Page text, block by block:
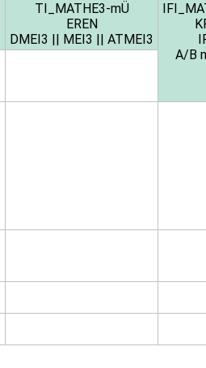
TI_MATHE3-mÜ
EREN
DMEI3 || MEI3 || ATMEI3
A/B